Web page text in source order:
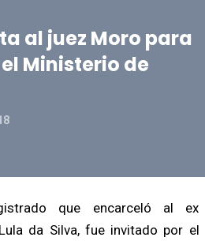
al juez Moro para
Ministerio de
que encarceló al ex
da Silva, fue invitado por el